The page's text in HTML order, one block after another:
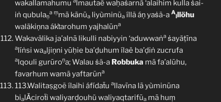
wakallamahumu
lmautaë waḥaṡarnā ‘alaihim kulla ṡai-
iṅ qubulaṇ
a ṃmā kānūa liyùminũa íllã áṇ yaṡã-a A
lllöhu
waläkiṇna ákṫarohum yajhalūna
Wakavälika ja’alnā likulli nabiyyin ‘aduwwaṅa ṡayäṭīna
alíṅsi waaljiṇni yūḥie ba’ḍuhum ílaë ba’ḍiṅ zucrufa
alqouli gurūroṇa; Walau ṡã-a Robbuka mā fa’alūhu,
favarhum wamā yaftarūna
113.Walitaṣgoẽ ílaihi áfídaẗu allavīna lā yùminūna
bialǍciroẗi waliyarḍouhü waliyaqtarifūa mā huṃ